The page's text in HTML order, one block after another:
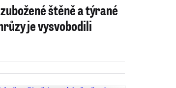
štěně a týrané
je vysvobodili